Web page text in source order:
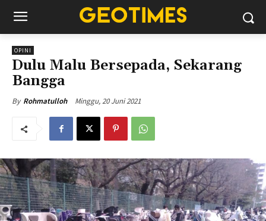
OPINI
Dulu Malu Bersepada, Sekarang
Bangga
By Rohmatulloh Minggu, 20 Juni 2021